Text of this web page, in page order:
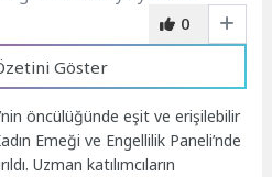
0
Göster
öncülüğünde eşit ve erişilebilir
Emeği ve Engellilik Paneli’nde
Uzman katılımcıların